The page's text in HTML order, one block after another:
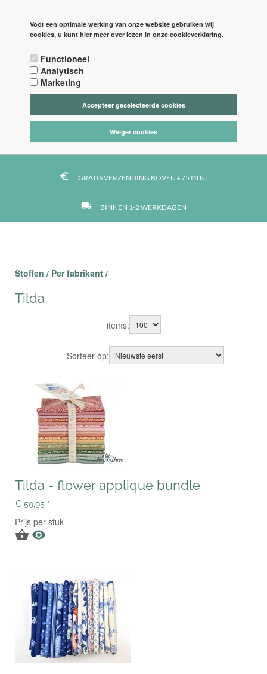
tag_faces DE LEUKSTE STOFFEN
euro_symbol GRATIS VERZENDING BOVEN €75 IN NL
local_shipping BINNEN 1-2 WERKDAGEN
Stoffen / Per fabrikant /
Tilda
items:
Sorteer op:
Tilda - flower applique bundle
€ 59,95 *
Prijs per stuk
 
Voor een optimale werking van onze website gebruiken wij
cookies, u kunt hier meer over lezen in onze cookieverklaring.
Functioneel
Analytisch
Marketing
Accepteer geselecteerde cookies
Weiger cookies